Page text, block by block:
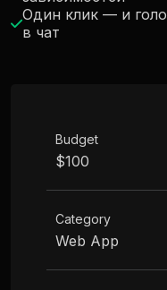
Один клик — и
в чат
Budget
$100
Category
Web App